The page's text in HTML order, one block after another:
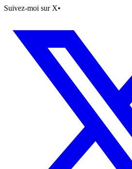
Suivez-moi sur X•